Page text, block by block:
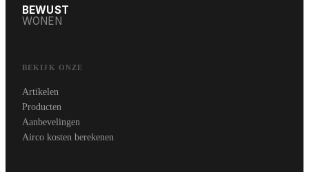
BEWUST
WONEN
BEKIJK ONZE
Artikelen
Producten
Aanbevelingen
Airco kosten berekenen